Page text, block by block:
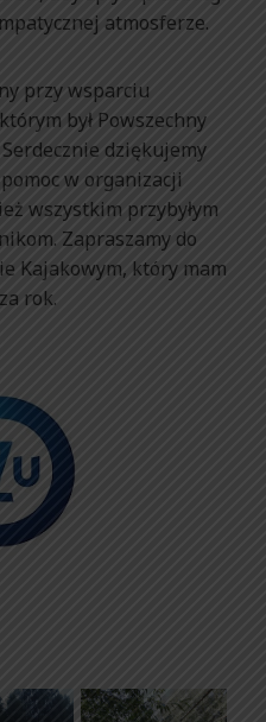
atmosferze.
przy wsparciu
był Powszechny
dziękujemy
w organizacji
wszystkim przybyłym
Zapraszamy do
Kajakowym, który mam
rok.